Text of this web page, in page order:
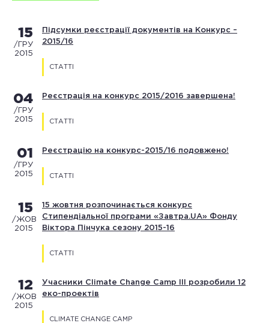
15
/ГРУ
2015
Підсумки реєстрації документів на Конкурс –
2015/16
СТАТТІ
04
/ГРУ
2015
Реєстрація на конкурс 2015/2016 завершена!
СТАТТІ
01
/ГРУ
2015
Реєстрацію на конкурс-2015/16 подовжено!
СТАТТІ
15
/ЖОВ
2015
15 жовтня розпочинається конкурс
Стипендіальної програми «Завтра.UA» Фонду
Віктора Пінчука сезону 2015-16
СТАТТІ
12
/ЖОВ
2015
Учасники Climate Change Camp III розробили 12
еко-проектів
CLIMATE CHANGE CAMP